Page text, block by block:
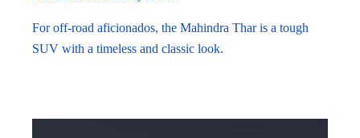
For off-road aficionados, the Mahindra Thar is a tough
SUV with a timeless and classic look.